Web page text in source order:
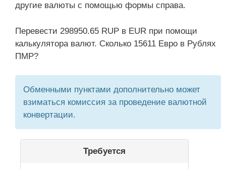
другие валюты с помощью формы справа.
Перевести 298950.65 RUP в EUR при помощи
калькулятора валют. Сколько 15611 Евро в Рублях
ПМР?
Обменными пунктами дополнительно может
взиматься комиссия за проведение валютной
конвертации.
Требуется